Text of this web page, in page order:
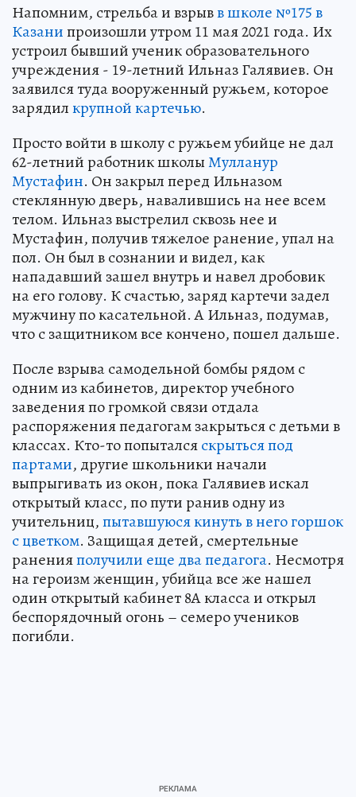
Напомним, стрельба и взрывв школе №175 в
Казанипроизошли утром 11 мая 2021 года. Их
устроил бывший ученик образовательного
учреждения - 19-летний Ильназ Галявиев. Он
заявился туда вооруженный ружьем, которое
зарядилкрупной картечью.
Просто войти в школу с ружьем убийце не дал
62-летний работник школыМулланур
Мустафин. Он закрыл перед Ильназом
стеклянную дверь, навалившись на нее всем
телом. Ильназ выстрелил сквозь нее и
Мустафин, получив тяжелое ранение, упал на
пол. Он был в сознании и видел, как
нападавший зашел внутрь и навел дробовик
на его голову. К счастью, заряд картечи задел
мужчину по касательной. А Ильназ, подумав,
что с защитником все кончено, пошел дальше.
После взрыва самодельной бомбы рядом с
одним из кабинетов, директор учебного
заведения по громкой связи отдала
распоряжения педагогам закрыться с детьми в
классах. Кто-то попыталсяскрыться под
партами, другие школьники начали
выпрыгивать из окон, пока Галявиев искал
открытый класс, по пути ранив одну из
учительниц,пытавшуюся кинуть в него горшок
с цветком. Защищая детей, смертельные
раненияполучили еще два педагога. Несмотря
на героизм женщин, убийца все же нашел
один открытый кабинет 8А класса и открыл
беспорядочный огонь – семеро учеников
погибли.